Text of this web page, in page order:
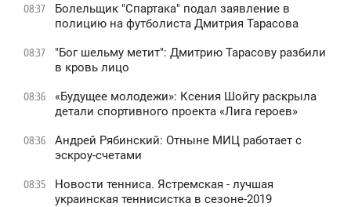
08:37
Болельщик "Спартака" подал заявление в
полицию на футболиста Дмитрия Тарасова
08:37
"Бог шельму метит": Дмитрию Тарасову разбили
в кровь лицо
08:36
«Будущее молодежи»: Ксения Шойгу раскрыла
детали спортивного проекта «Лига героев»
08:36
Андрей Рябинский: Отныне МИЦ работает с
эскроу-счетами
08:35
Новости тенниса. Ястремская - лучшая
украинская теннисистка в сезоне-2019